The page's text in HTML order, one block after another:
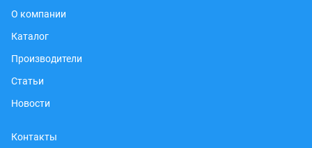
О компании
Каталог
Производители
Статьи
Новости
Контакты